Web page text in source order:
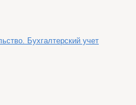
Бухгалтерский учет